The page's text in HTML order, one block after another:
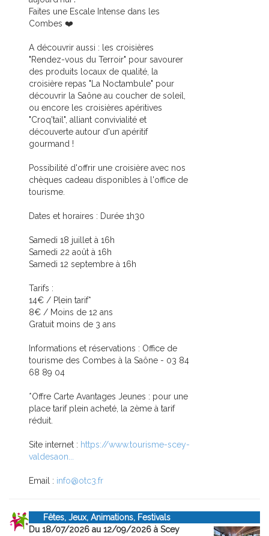
Faites une Escale Intense dans les
Combes ❤️
A découvrir aussi : les croisières
"Rendez-vous du Terroir" pour savourer
des produits locaux de qualité, la
croisière repas "La Noctambule" pour
découvrir la Saône au coucher de soleil,
ou encore les croisières apéritives
"Croq'tail", alliant convivialité et
découverte autour d'un apéritif
gourmand !
Possibilité d'offrir une croisière avec nos
chèques cadeau disponibles à l'office de
tourisme.
Dates et horaires : Durée 1h30
Samedi 18 juillet à 16h
Samedi 22 août à 16h
Samedi 12 septembre à 16h
Tarifs :
14€ / Plein tarif*
8€ / Moins de 12 ans
Gratuit moins de 3 ans
Informations et réservations : Office de
tourisme des Combes à la Saône - 03 84
68 89 04
*Offre Carte Avantages Jeunes : pour une
place tarif plein acheté, la 2ème à tarif
réduit.
Site internet : https://www.tourisme-scey-
valdesaon...
Email : info@otc3.fr
Fêtes, Jeux, Animations, Festivals
Du 18/07/2026 au 12/09/2026 à Scey